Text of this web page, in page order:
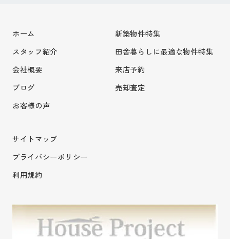
ホーム
スタッフ紹介
会社概要
ブログ
お客様の声
新築物件特集
田舎暮らしに最適な物件特集
来店予約
売却査定
サイトマップ
プライバシーポリシー
利用規約